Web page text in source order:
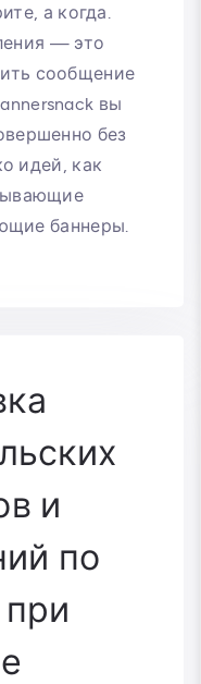
а когда.
— это
сообщение
вы
без
идей, как
баннеры.
и
по